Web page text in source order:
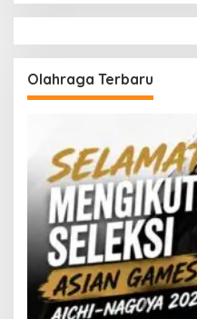
Olahraga Terbaru